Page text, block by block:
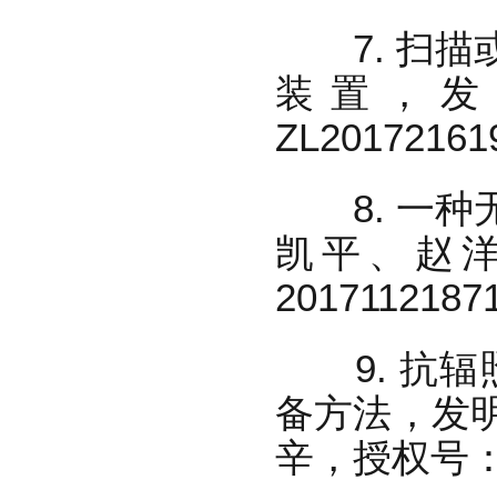
7. 扫描或
装置，
8. 一种无
凯平、赵
9. 抗辐照
备方法，发
辛，授权号